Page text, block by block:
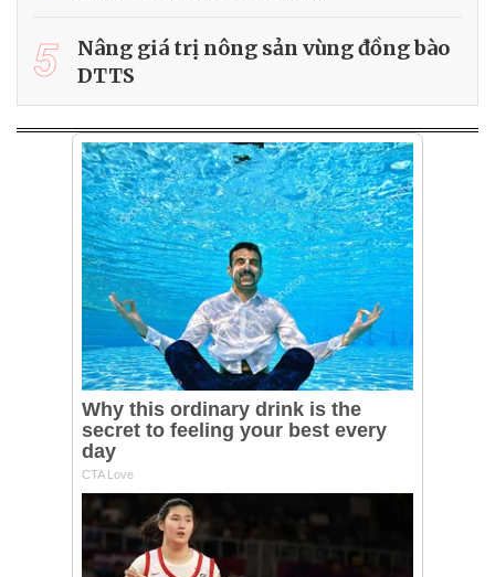
5
Nâng giá trị nông sản vùng đồng bào
DTTS